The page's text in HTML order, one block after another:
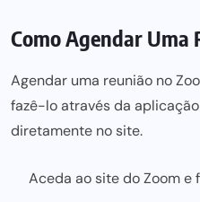
Como Agendar Uma
Agendar uma reunião no
fazê-lo através da
diretamente no site.
Aceda ao site do Zoom e